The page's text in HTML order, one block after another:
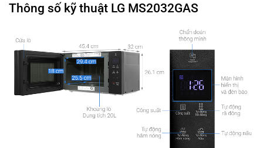
Thông số kỹ thuật LG MS2032GAS